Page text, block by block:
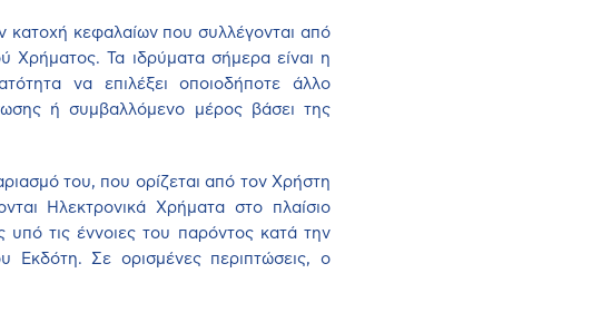
κατοχή κεφαλαίων που συλλέγονται από
Χρήματος. Τα ιδρύματα σήμερα είναι η
να επιλέξει οποιοδήποτε άλλο
ή συμβαλλόμενο μέρος βάσει της
του, που ορίζεται από τον Χρήστη
Ηλεκτρονικά Χρήματα στο πλαίσιο
υπό τις έννοιες του παρόντος κατά την
Σε ορισμένες περιπτώσεις, ο